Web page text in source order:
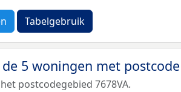
Tabelgebruik
5 woningen met postcode
postcodegebied 7678VA.